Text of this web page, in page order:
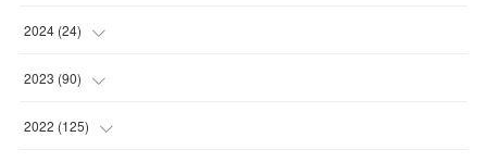
(1
(7
(7)
(5
(11 )
(17
2024 (24)
(1
(1)
2023 (90)
(12
2022 (125)